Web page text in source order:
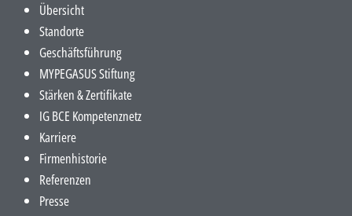
Übersicht
Standorte
Geschäftsführung
MYPEGASUS Stiftung
Stärken & Zertifikate
IG BCE Kompetenznetz
Karriere
Firmenhistorie
Referenzen
Presse